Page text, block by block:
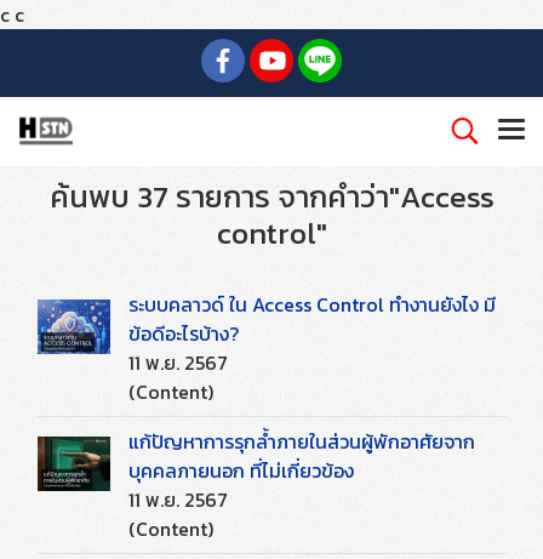
c c
ค้นพบ 37 รายการ จากคำว่า"Access
control"
ระบบคลาวด์ ใน Access Control ทำงานยังไง มี
ข้อดีอะไรบ้าง?
11 พ.ย. 2567
(Content)
แก้ปัญหาการรุกล้ำภายในส่วนผู้พักอาศัยจาก
บุคคลภายนอก ที่ไม่เกี่ยวข้อง
11 พ.ย. 2567
(Content)